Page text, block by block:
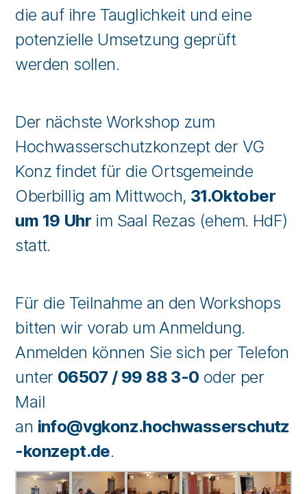
die auf ihre Tauglichkeit und eine
potenzielle Umsetzung geprüft
werden sollen.
Der nächste Workshop zum
Hochwasserschutzkonzept der VG
Konz findet für die Ortsgemeinde
Oberbillig am Mittwoch, 31.Oktober
um 19 Uhr im Saal Rezas (ehem. HdF)
statt.
Für die Teilnahme an den Workshops
bitten wir vorab um Anmeldung.
Anmelden können Sie sich per Telefon
unter 06507 / 99 88 3-0 oder per
Mail
an info@vgkonz.hochwasserschutz
-konzept.de.